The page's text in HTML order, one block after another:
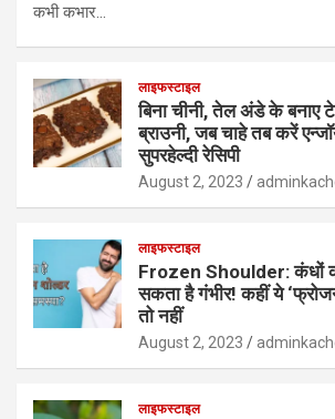
कभी कभार…
लाइफस्टाइल
बिना चीनी, तेल अंडे के बनाए
ब्राउनी, जब चाहे तब करें
सुपरहेल्दी रेसिपी
August 2, 2023
लाइफस्टाइल
Frozen Shoulder: कंधों का
सकता है गंभीर! कहीं ये
तो नहीं
August 2, 2023
लाइफस्टाइल